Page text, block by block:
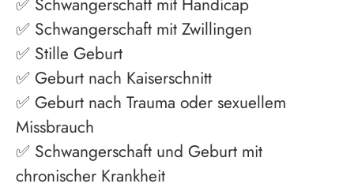
✅ Schwangerschaft mit Zwillingen
✅ Stille Geburt
✅ Geburt nach Kaiserschnitt
✅ Geburt nach Trauma oder sexuellem
Missbrauch
✅ Schwangerschaft und Geburt mit
chronischer Krankheit